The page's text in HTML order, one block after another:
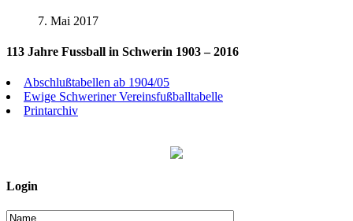
7. Mai 2017
113 Jahre Fussball in Schwerin 1903 – 2016
Abschlußtabellen ab 1904/05
Ewige Schweriner Vereinsfußballtabelle
Printarchiv
Login